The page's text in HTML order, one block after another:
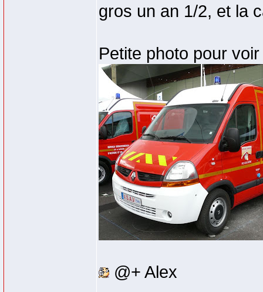
gros un an 1/2, et la
Petite photo pour
@+ Alex